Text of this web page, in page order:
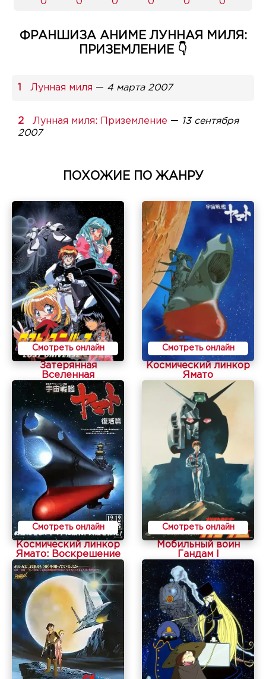
ФРАНШИЗА АНИМЕ ЛУННАЯ МИЛЯ:
ПРИЗЕМЛЕНИЕ 👇
Лунная миля — 4 марта 2007
Лунная миля: Приземление — 13 сентября
2007
ПОХОЖИЕ ПО ЖАНРУ
Смотреть онлайн
Затерянная
Вселенная
Смотреть онлайн
Космический линкор
Ямато
Смотреть онлайн
Космический линкор
Ямато: Воскрешение
Смотреть онлайн
Мобильный воин
Гандам I